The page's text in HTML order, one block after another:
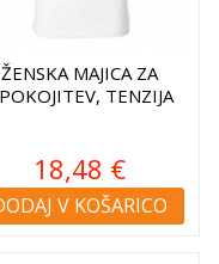
ŽENSKA MAJICA ZA
TENZIJA
18,48 €
V KOŠARICO